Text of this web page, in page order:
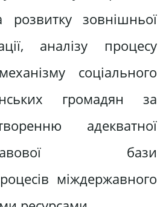
зовнішньої
аналізу процесу
соціального
громадян за
адекватної
правової бази
міждержавного